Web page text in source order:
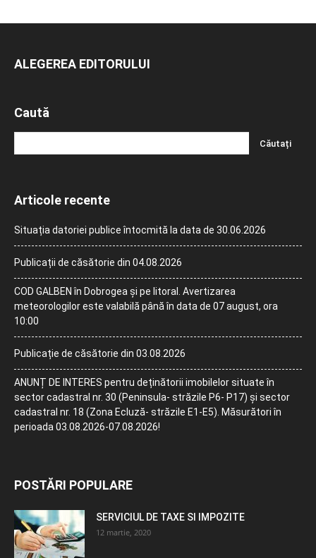
ALEGEREA EDITORULUI
Caută
Articole recente
Situația datoriei publice întocmită la data de 30.06.2026
Publicații de căsătorie din 04.08.2026
COD GALBEN în Dobrogea și pe litoral. Avertizarea
meteorologilor este valabilă până în data de 07 august, ora
10:00
Publicație de căsătorie din 03.08.2026
ANUNȚ DE INTERES pentru deținătorii imobilelor situate în
sector cadastral nr. 30 (Peninsula- străzile P6- P17) și sector
cadastral nr. 18 (Zona Ecluză- străzile E1-E5). Măsurători în
perioada 03.08.2026-07.08.2026!
POSTĂRI POPULARE
SERVICIUL DE TAXE SI IMPOZITE
12 martie, 2020